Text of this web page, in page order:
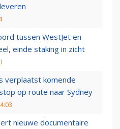
tussen WestJet en
einde staking in zicht
verplaatst komende
op route naar Sydney
nieuwe documentaire